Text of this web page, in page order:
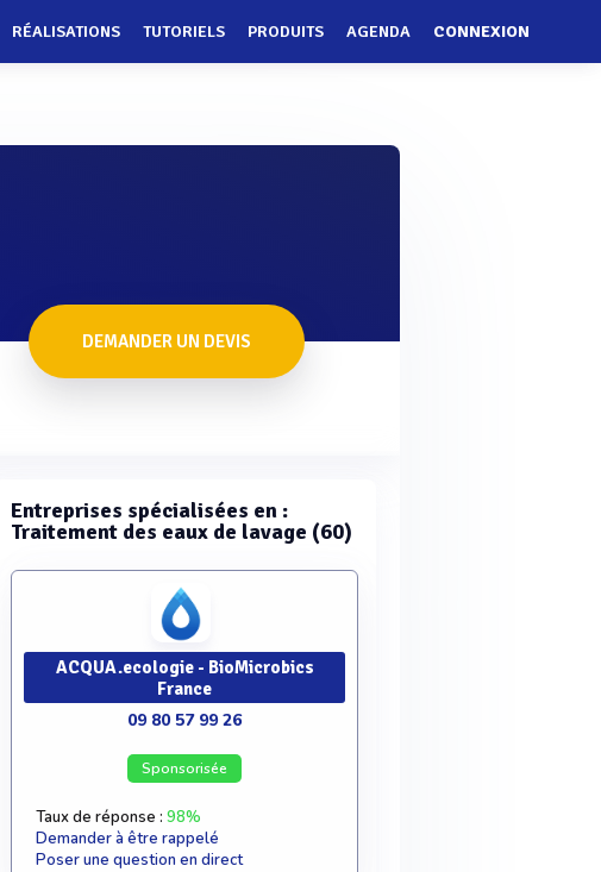
RÉALISATIONS TUTORIELS PRODUITS AGENDA CONNEXION
DEMANDER UN DEVIS
Entreprises spécialisées en :
Traitement des eaux de lavage (60)
ACQUA.ecologie - BioMicrobics
France
09 80 57 99 26
Sponsorisée
Taux de réponse : 98%
Demander à être rappelé
Poser une question en direct